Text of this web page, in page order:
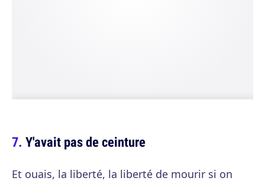
Y'avait pas de ceinture
Et ouais, la liberté, la liberté de mourir si on